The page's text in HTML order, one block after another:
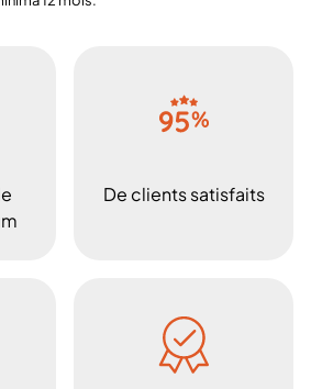
De clients satisfaits